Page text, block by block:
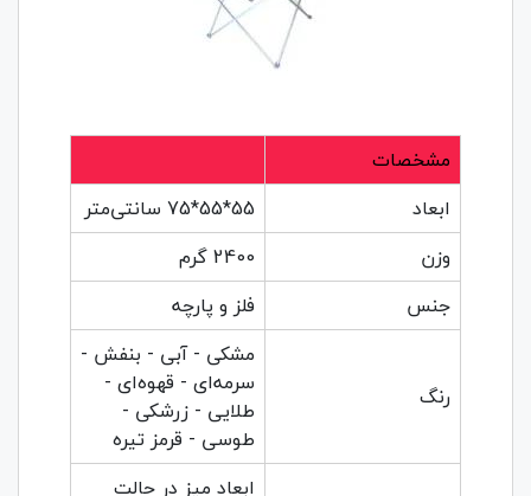
مشخصات
ابعاد
55*55*75 سانتی‌متر
وزن
2400 گرم
جنس
فلز و پارچه
رنگ
مشکی - آبی - بنفش -
سرمه‌ای - قهوه‌ای -
طلایی - زرشکی -
طوسی - قرمز تیره
ابعاد میز در حالت